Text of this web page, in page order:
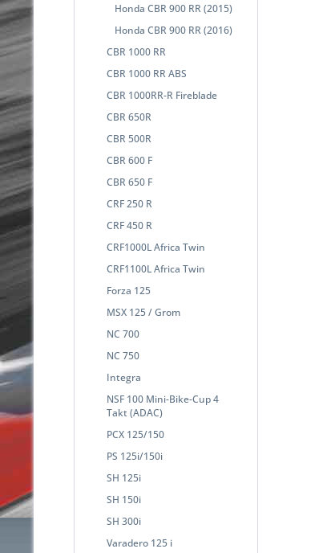
Honda CBR 900 RR (2015)
Honda CBR 900 RR (2016)
CBR 1000 RR
CBR 1000 RR ABS
CBR 1000RR-R Fireblade
CBR 650R
CBR 500R
CBR 600 F
CBR 650 F
CRF 250 R
CRF 450 R
CRF1000L Africa Twin
CRF1100L Africa Twin
Forza 125
MSX 125 / Grom
NC 700
NC 750
Integra
NSF 100 Mini-Bike-Cup 4
Takt (ADAC)
PCX 125/150
PS 125i/150i
SH 125i
SH 150i
SH 300i
Varadero 125 i